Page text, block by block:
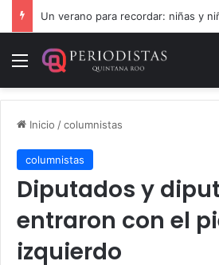
Menú
Inicio /columnistas
columnistas
Diputados y
entraron con el
izquierdo